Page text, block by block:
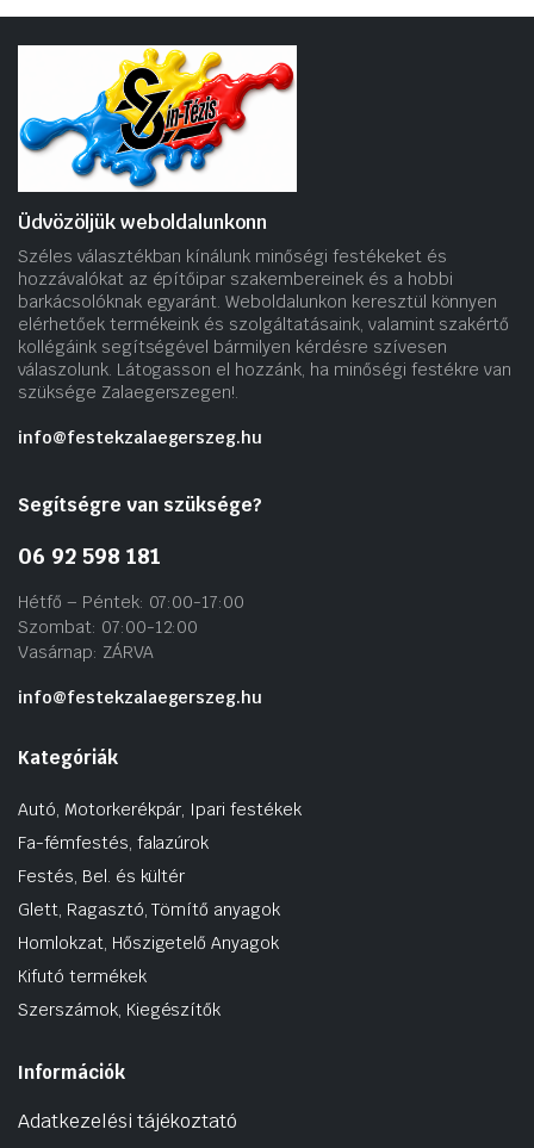
Üdvözöljük weboldalunkonn
Széles választékban kínálunk minőségi festékeket és
hozzávalókat az építőipar szakembereinek és a hobbi
barkácsolóknak egyaránt. Weboldalunkon keresztül könnyen
elérhetőek termékeink és szolgáltatásaink, valamint szakértő
kollégáink segítségével bármilyen kérdésre szívesen
válaszolunk. Látogasson el hozzánk, ha minőségi festékre van
szüksége Zalaegerszegen!.
info@festekzalaegerszeg.hu
Segítségre van szüksége?
06 92 598 181
Hétfő – Péntek: 07:00-17:00
Szombat: 07:00-12:00
Vasárnap: ZÁRVA
info@festekzalaegerszeg.hu
Kategóriák
Autó, Motorkerékpár, Ipari festékek
Fa-fémfestés, falazúrok
Festés, Bel. és kültér
Glett, Ragasztó, Tömítő anyagok
Homlokzat, Hőszigetelő Anyagok
Kifutó termékek
Szerszámok, Kiegészítők
Információk
Adatkezelési tájékoztató